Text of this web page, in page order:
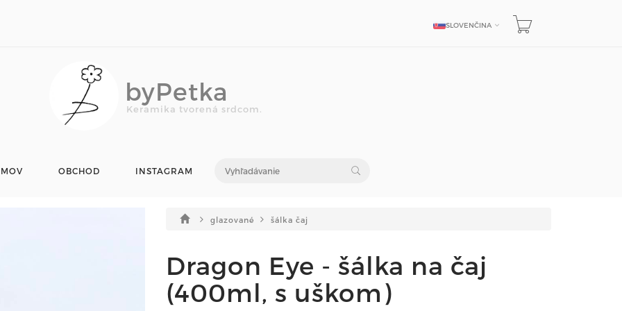
SLOVENČINA
JAZYK
byPetka
Keramika tvorená srdcom.
OBCHOD INSTAGRAM
glazované šálka čaj
Dragon Eye - šálka na čaj
(400ml, s uškom)